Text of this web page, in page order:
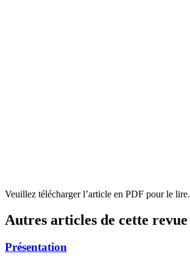
Veuillez télécharger l’article en PDF pour le lire.
Autres articles de cette revue
Présentation